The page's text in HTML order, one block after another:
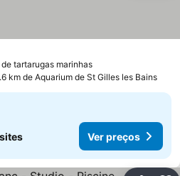
tartarugas marinhas
km de Aquarium de St Gilles les Bains
Ver preços